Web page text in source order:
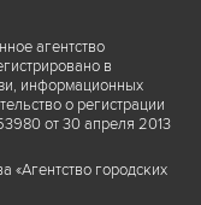
агентство
в
информационных
о регистрации
от 30 апреля 2013
«Агентство городских